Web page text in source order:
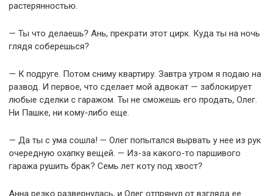
растерянностью.
— Ты что делаешь? Ань, прекрати этот цирк. Куда ты на ночь
глядя соберешься?
— К подруге. Потом сниму квартиру. Завтра утром я подаю на
развод. И первое, что сделает мой адвокат — заблокирует
любые сделки с гаражом. Ты не сможешь его продать, Олег.
Ни Пашке, ни кому-либо еще.
— Да ты с ума сошла! — Олег попытался вырвать у нее из рук
очередную охапку вещей. — Из-за какого-то паршивого
гаража рушить брак? Семь лет коту под хвост?
Анна резко развернулась, и Олег отпрянул от взгляда ее